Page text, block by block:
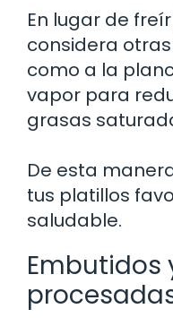
En lugar de
considera
como a la
vapor para
grasas
De esta
tus platillos
saludable.
Embutidos